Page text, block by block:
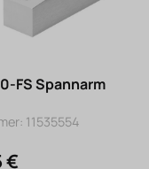
FS Spannarm
11535554
€